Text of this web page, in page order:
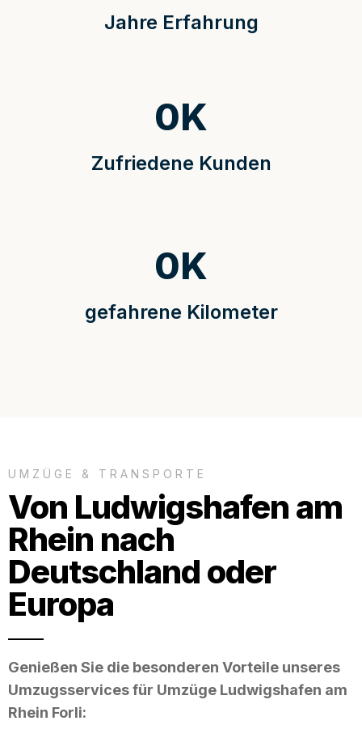
Jahre Erfahrung
Zufriedene Kunden
0K
gefahrene Kilometer
0K
UMZÜGE & TRANSPORTE
Von Ludwigshafen am
Rhein nach
Deutschland oder
Europa
Genießen Sie die besonderen Vorteile unseres
Umzugsservices für Umzüge Ludwigshafen am
Rhein Forli: